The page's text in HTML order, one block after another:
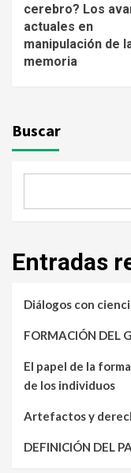
cerebro? Los
actuales en
manipulación de
memoria
Buscar
Entradas
Diálogos con
FORMACIÓN DEL
El papel de la
de los individuos
Artefactos y
DEFINICIÓN DEL